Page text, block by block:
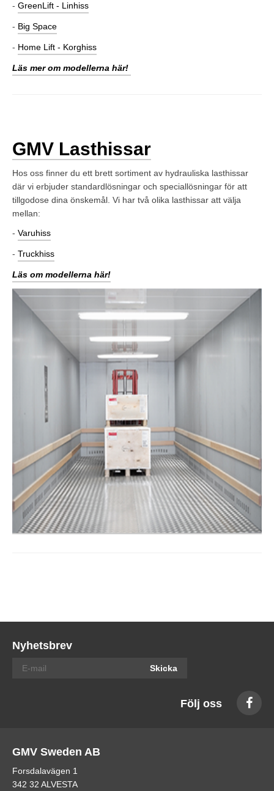
- GreenLift - Linhiss
- Big Space
- Home Lift - Korghiss
Läs mer om modellerna här!
GMV Lasthissar
Hos oss finner du ett brett sortiment av hydrauliska lasthissar
där vi erbjuder standardlösningar och speciallösningar för att
tillgodose dina önskemål. Vi har två olika lasthissar att välja
mellan:
- Varuhiss
- Truckhiss
Läs om modellerna här!
Nyhetsbrev
Skicka
Följ oss
GMV Sweden AB
Forsdalavägen 1
342 32 ALVESTA